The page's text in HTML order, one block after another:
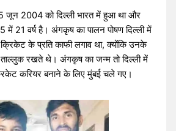
जून 2004 को दिल्ली भारत में हुआ था और
में 21 वर्ष है। अंगकृष का पालन पोषण दिल्ली में
के प्रति काफी लगाव था, क्योंकि उनके
ताल्लुक रखते थे। अंगकृष का जन्म तो दिल्ली में
करियर बनाने के लिए मुंबई चले गए।